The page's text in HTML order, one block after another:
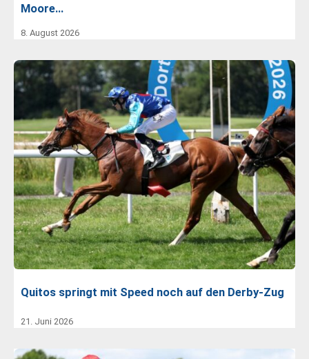
Moore…
8. August 2026
Quitos springt mit Speed noch auf den Derby-Zug
21. Juni 2026